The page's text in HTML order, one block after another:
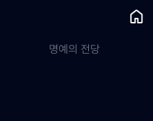
명예의 전당